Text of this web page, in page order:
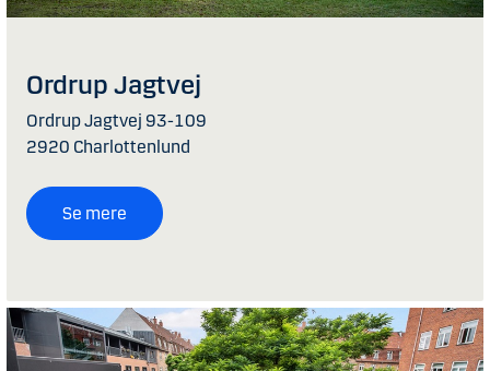
Ordrup Jagtvej
Ordrup Jagtvej 93-109
2920 Charlottenlund
Se mere